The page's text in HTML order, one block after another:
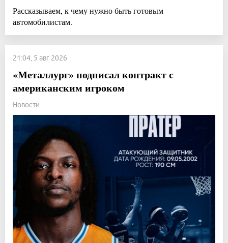
Рассказываем, к чему нужно быть готовым
автомобилистам.
21:04, 5 авг 2026
«Металлург» подписал контракт с
американским игроком
Новости